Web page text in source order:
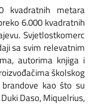
kvadratnih metara
6.000 kvadratnih
Svjetlostkomerc
sa svim relevatnim
autorima knjiga i
školskog
kao što su
Daso, Miquelrius,